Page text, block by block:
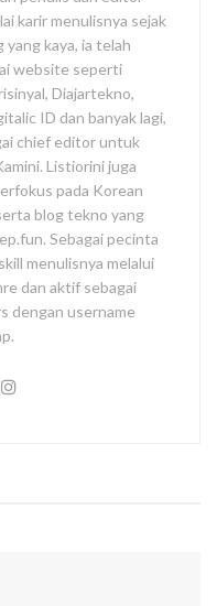
karir menulisnya sejak
yang kaya, ia telah
website seperti
Diajartekno,
ID dan banyak lagi,
chief editor untuk
Listiorini juga
pada Korean
blog tekno yang
Sebagai pecinta
menulisnya melalui
dan aktif sebagai
dengan username